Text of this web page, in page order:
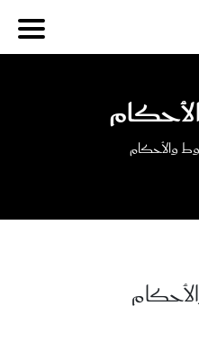
والأحكام